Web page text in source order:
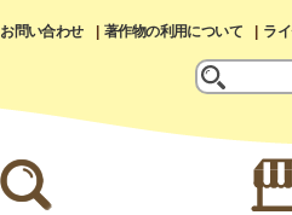
お問い合わせ 著作物の利用について ラ